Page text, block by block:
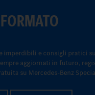
imperdibili e consigli pratici
aggiornati in futuro,
su Mercedes-Benz